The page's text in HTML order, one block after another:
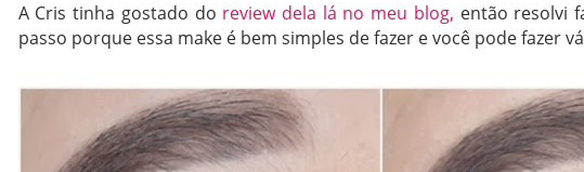
A Cris tinha gostado do review dela lá no meu blog, então resolvi
passo porque essa make é bem simples de fazer e você pode fazer